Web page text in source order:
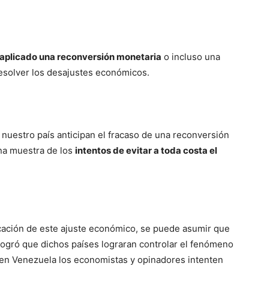
una reconversión monetaria o incluso una
los desajustes económicos.
país anticipan el fracaso de una reconversión
muestra de los intentos de evitar a toda costa el
de este ajuste económico, se puede asumir que
que dichos países lograran controlar el fenómeno
Venezuela los economistas y opinadores intenten